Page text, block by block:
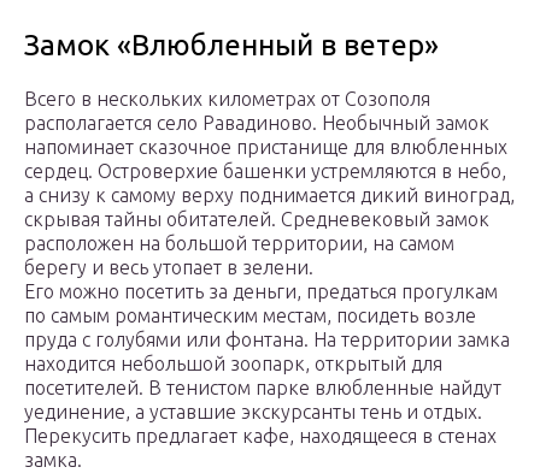
Замок «Влюбленный в ветер»
Всего в нескольких километрах от Созополя
располагается село Равадиново. Необычный замок
напоминает сказочное пристанище для влюбленных
сердец. Островерхие башенки устремляются в небо,
а снизу к самому верху поднимается дикий виноград,
скрывая тайны обитателей. Средневековый замок
расположен на большой территории, на самом
берегу и весь утопает в зелени.
Его можно посетить за деньги, предаться прогулкам
по самым романтическим местам, посидеть возле
пруда с голубями или фонтана. На территории замка
находится небольшой зоопарк, открытый для
посетителей. В тенистом парке влюбленные найдут
уединение, а уставшие экскурсанты тень и отдых.
Перекусить предлагает кафе, находящееся в стенах
замка.